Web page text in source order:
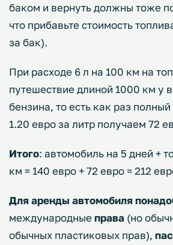
баком и вернуть должны тоже
что прибавьте стоимость
за бак).
При расходе 6 л на 100 км на
путешествие длиной 1000 км у
бензина, то есть как раз
1.20 евро за литр получаем 72
Итого: автомобиль на 5 дней +
км = 140 евро + 72 евро = 212
Для аренды автомобиля
международные права (но
обычных пластиковых прав),